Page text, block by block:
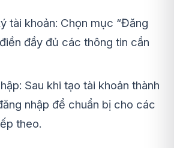
tài khoản: Chọn mục “Đăng
đầy đủ các thông tin cần
Sau khi tạo tài khoản thành
nhập để chuẩn bị cho các
theo.